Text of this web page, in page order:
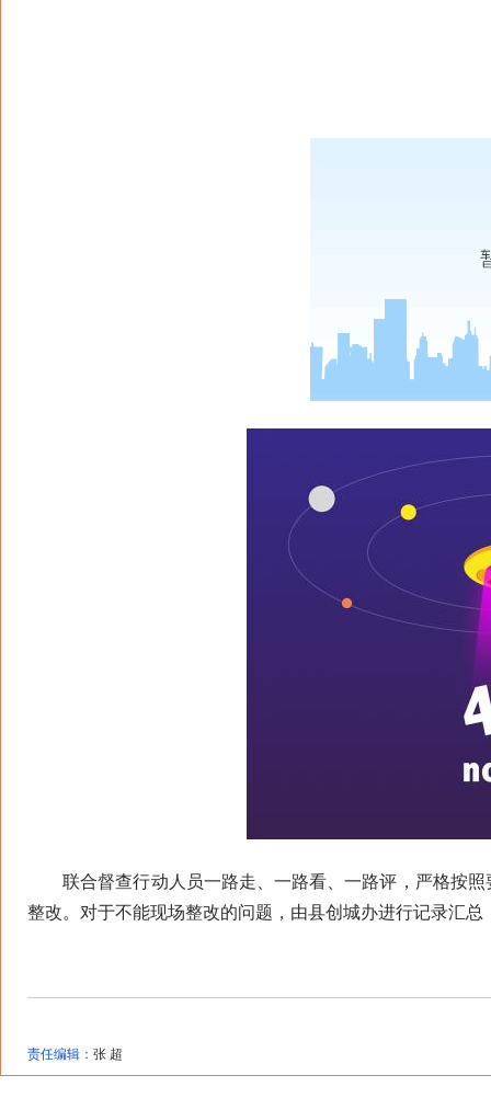
联合督查行动人员一路走、一路看、一路评，严格按照
整改。对于不能现场整改的问题，由县创城办进行记录汇
责任编辑： 张 超